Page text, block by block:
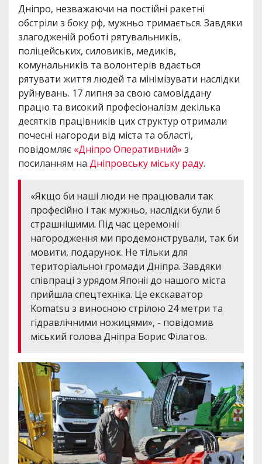
Дніпро, незважаючи на постійні ракетні
обстріли з боку рф, мужньо тримається. Завдяки
злагодженій роботі рятувальників,
поліцейських, силовиків, медиків,
комунальників та волонтерів вдається
рятувати життя людей та мінімізувати наслідки
руйнувань. 17 липня за свою самовіддану
працю та високий професіоналізм декілька
десятків працівників цих структур отримали
почесні нагороди від міста та області,
повідомляє «Дніпро Оперативний» з
посиланням на Дніпровську міську раду.
«Якщо би наші люди не працювали так
професійно і так мужньо, наслідки були б
страшнішими. Під час церемонії
нагородження ми продемонстрували, так би
мовити, подарунок. Не тільки для
територіальної громади Дніпра. Завдяки
співпраці з урядом Японії до нашого міста
прийшла спецтехніка. Це екскаватор
Komatsu з виносною стрілою 24 метри та
гідравлічними ножицями», - повідомив
міський голова Дніпра Борис Філатов.